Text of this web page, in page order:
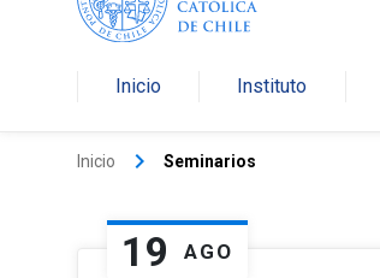
Inicio Instituto
Inicio keyboard_arrow_right Seminarios
19 AGO